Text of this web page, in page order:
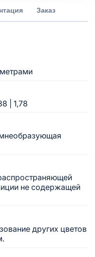
Заказ
| 1,78
не содержащей
других цветов